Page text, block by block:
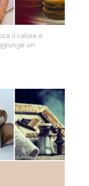
il calore e
un